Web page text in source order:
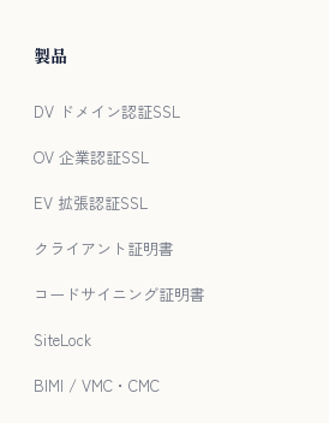
製品
DV ドメイン認証SSL
OV 企業認証SSL
EV 拡張認証SSL
クライアント証明書
コードサイニング証明書
SiteLock
BIMI / VMC・CMC